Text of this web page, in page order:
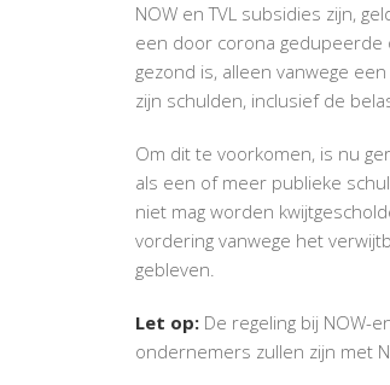
NOW en TVL subsidies zijn,
een door corona gedupeerde
gezond is, alleen vanwege
zijn schulden, inclusief de
Om dit te voorkomen, is nu
als een of meer publieke
niet mag worden
vordering vanwege het
gebleven.
Let op: De regeling bij NOW-
ondernemers zullen zijn met